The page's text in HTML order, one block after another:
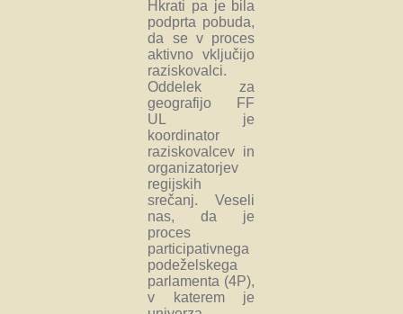
Hkrati pa je bila
podprta pobuda,
da se v proces
aktivno vključijo
raziskovalci.
Oddelek za
geografijo FF
UL je
koordinator
raziskovalcev in
organizatorjev
regijskih
srečanj. Veseli
nas, da je
proces
participativnega
podeželskega
parlamenta (4P),
v katerem je